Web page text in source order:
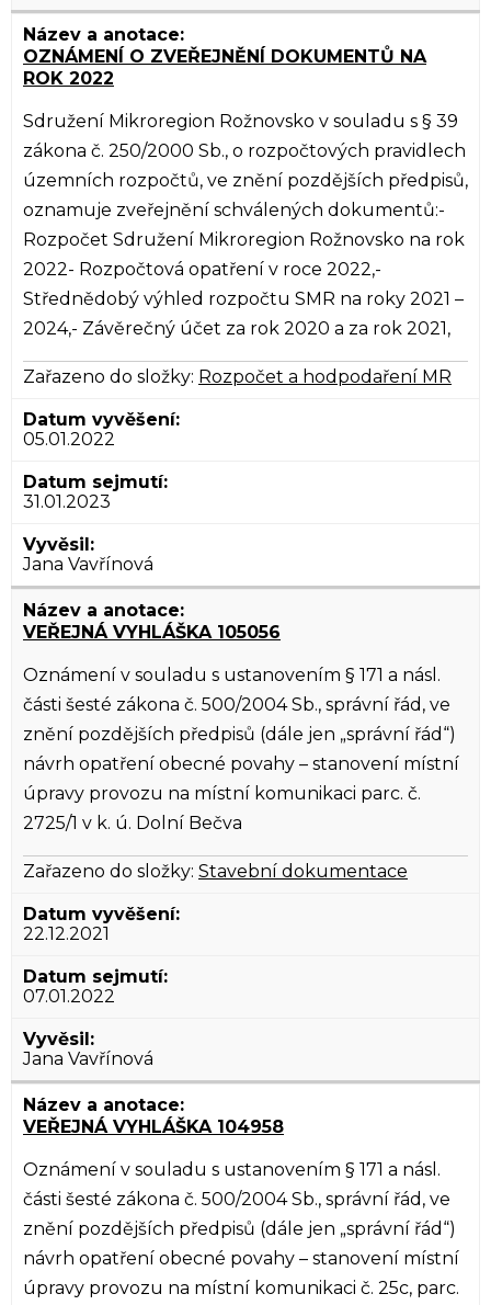
OZNÁMENÍ O ZVEŘEJNĚNÍ DOKUMENTŮ NA
ROK 2022
Sdružení Mikroregion Rožnovsko v souladu s § 39
zákona č. 250/2000 Sb., o rozpočtových pravidlech
územních rozpočtů, ve znění pozdějších předpisů,
oznamuje zveřejnění schválených dokumentů:-
Rozpočet Sdružení Mikroregion Rožnovsko na rok
2022- Rozpočtová opatření v roce 2022,-
Střednědobý výhled rozpočtu SMR na roky 2021 –
2024,- Závěrečný účet za rok 2020 a za rok 2021,
Zařazeno do složky: Rozpočet a hodpodaření MR
05.01.2022
31.01.2023
Jana Vavřínová
VEŘEJNÁ VYHLÁŠKA 105056
Oznámení v souladu s ustanovením § 171 a násl.
části šesté zákona č. 500/2004 Sb., správní řád, ve
znění pozdějších předpisů (dále jen „správní řád“)
návrh opatření obecné povahy – stanovení místní
úpravy provozu na místní komunikaci parc. č.
2725/1 v k. ú. Dolní Bečva
Zařazeno do složky: Stavební dokumentace
22.12.2021
07.01.2022
Jana Vavřínová
VEŘEJNÁ VYHLÁŠKA 104958
Oznámení v souladu s ustanovením § 171 a násl.
části šesté zákona č. 500/2004 Sb., správní řád, ve
znění pozdějších předpisů (dále jen „správní řád“)
návrh opatření obecné povahy – stanovení místní
úpravy provozu na místní komunikaci č. 25c, parc.